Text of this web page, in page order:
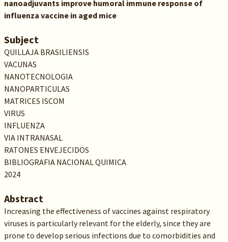
nanoadjuvants improve humoral immune response of
influenza vaccine in aged mice
Subject
QUILLAJA BRASILIENSIS
VACUNAS
NANOTECNOLOGIA
NANOPARTICULAS
MATRICES ISCOM
VIRUS
INFLUENZA
VIA INTRANASAL
RATONES ENVEJECIDOS
BIBLIOGRAFIA NACIONAL QUIMICA
2024
Abstract
Increasing the effectiveness of vaccines against respiratory
viruses is particularly relevant for the elderly, since they are
prone to develop serious infections due to comorbidities and